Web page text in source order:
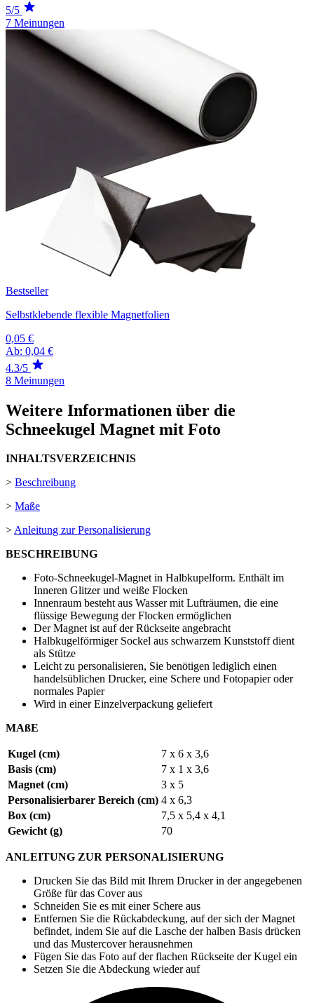
5/5
7 Meinungen
Bestseller
Selbstklebende flexible Magnetfolien
0,05 €
Ab: 0,04 €
4.3/5
8 Meinungen
Weitere Informationen über die
Schneekugel Magnet mit Foto
INHALTSVERZEICHNIS
> Beschreibung
> Maße
>Anleitung zur Personalisierung
BESCHREIBUNG
Foto-Schneekugel-Magnet in Halbkupelform. Enthält im
Inneren Glitzer und weiße Flocken
Innenraum besteht aus Wasser mit Lufträumen, die eine
flüssige Bewegung der Flocken ermöglichen
Der Magnet ist auf der Rückseite angebracht
Halbkugelförmiger Sockel aus schwarzem Kunststoff dient
als Stütze
Leicht zu personalisieren, Sie benötigen lediglich einen
handelsüblichen Drucker, eine Schere und Fotopapier oder
normales Papier
Wird in einer Einzelverpackung geliefert
MAßE
Kugel (cm)
7 x 6 x 3,6
Basis (cm)
7 x 1 x 3,6
Magnet (cm)
3 x 5
Personalisierbarer Bereich (cm) 4 x 6,3
Box (cm)
7,5 x 5,4 x 4,1
Gewicht (g)
70
ANLEITUNG ZUR PERSONALISIERUNG
Drucken Sie das Bild mit Ihrem Drucker in der angegebenen
Größe für das Cover aus
Schneiden Sie es mit einer Schere aus
Entfernen Sie die Rückabdeckung, auf der sich der Magnet
befindet, indem Sie auf die Lasche der halben Basis drücken
und das Mustercover herausnehmen
Fügen Sie das Foto auf der flachen Rückseite der Kugel ein
Setzen Sie die Abdeckung wieder auf